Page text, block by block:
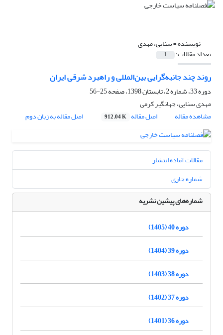
نویسنده =سنایی، مهدی
تعداد مقالات: 1
روند چند جانبه‌گرایی بین‌المللی و راهبرد شرقی ایران
دوره 33، شماره 2، تابستان 1398، صفحه
25-56
مهدی سنایی، جهانگیر کرمی
مشاهده مقاله
اصل مقاله 912.04 K اصل مقاله به زبان دوم
مقالات آماده انتشار
شماره جاری
شماره‌های پیشین نشریه
دوره 40 (1405)
دوره 39 (1404)
دوره 38 (1403)
دوره 37 (1402)
دوره 36 (1401)